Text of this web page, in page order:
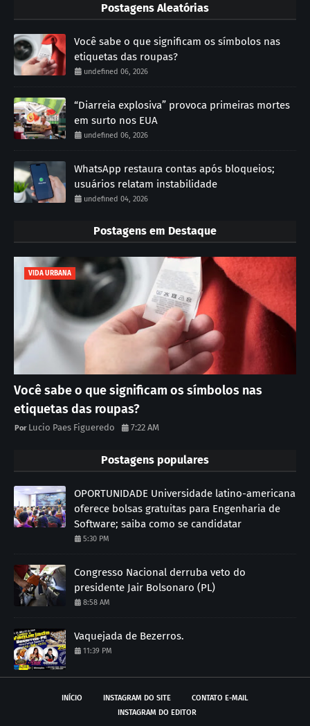
Postagens Aleatórias
Você sabe o que significam os símbolos nas
etiquetas das roupas?
undefined 06, 2026
“Diarreia explosiva” provoca primeiras mortes
em surto nos EUA
undefined 06, 2026
WhatsApp restaura contas após bloqueios;
usuários relatam instabilidade
undefined 04, 2026
Postagens em Destaque
VIDA URBANA
Você sabe o que significam os símbolos nas
etiquetas das roupas?
Lucio Paes Figueredo 7:22 AM
Postagens populares
OPORTUNIDADE Universidade latino-americana
oferece bolsas gratuitas para Engenharia de
Software; saiba como se candidatar
5:30 PM
Congresso Nacional derruba veto do
presidente Jair Bolsonaro (PL)
8:58 AM
Vaquejada de Bezerros.
11:39 PM
INÍCIO INSTAGRAM DO SITE
CONTATO E-MAIL
INSTAGRAM DO EDITOR